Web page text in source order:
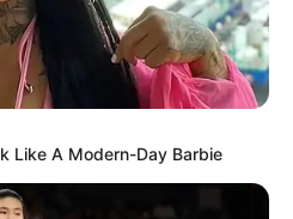
Like A Modern-Day Barbie